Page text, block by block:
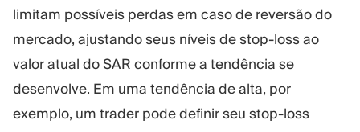
limitam possíveis perdas em caso de reversão do
mercado, ajustando seus níveis de stop-loss ao
valor atual do SAR conforme a tendência se
desenvolve. Em uma tendência de alta, por
exemplo, um trader pode definir seu stop-loss